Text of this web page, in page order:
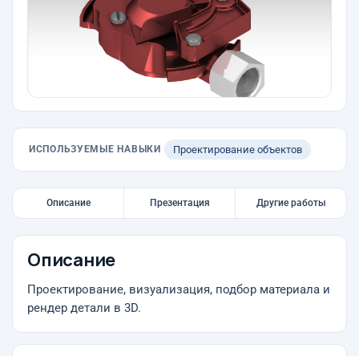
ИСПОЛЬЗУЕМЫЕ НАВЫКИ Проектирование объектов
Описание Презентация Другие работы
Описание
Проектирование, визуализация, подбор материала и
рендер детали в 3D.